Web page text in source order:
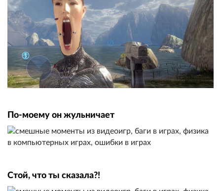
По-моему он жульничает
Стой, что ты сказала?!